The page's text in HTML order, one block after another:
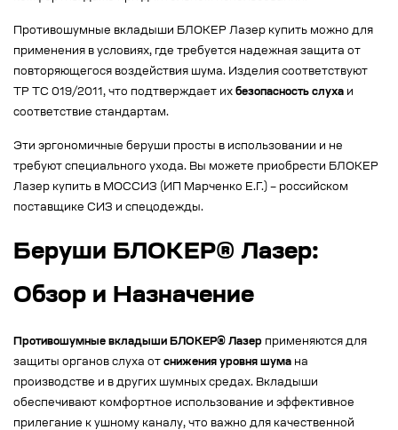
Противошумные вкладыши БЛОКЕР Лазер купить можно для
применения в условиях, где требуется надежная защита от
повторяющегося воздействия шума. Изделия соответствуют
ТР ТС 019/2011, что подтверждает их безопасность слуха и
соответствие стандартам.
Эти эргономичные беруши просты в использовании и не
требуют специального ухода. Вы можете приобрести БЛОКЕР
Лазер купить в МОССИЗ (ИП Марченко Е.Г.) – российском
поставщике СИЗ и спецодежды.
Беруши БЛОКЕР® Лазер:
Обзор и Назначение
Противошумные вкладыши БЛОКЕР® Лазер применяются для
защиты органов слуха от снижения уровня шума на
производстве и в других шумных средах. Вкладыши
обеспечивают комфортное использование и эффективное
прилегание к ушному каналу, что важно для качественной